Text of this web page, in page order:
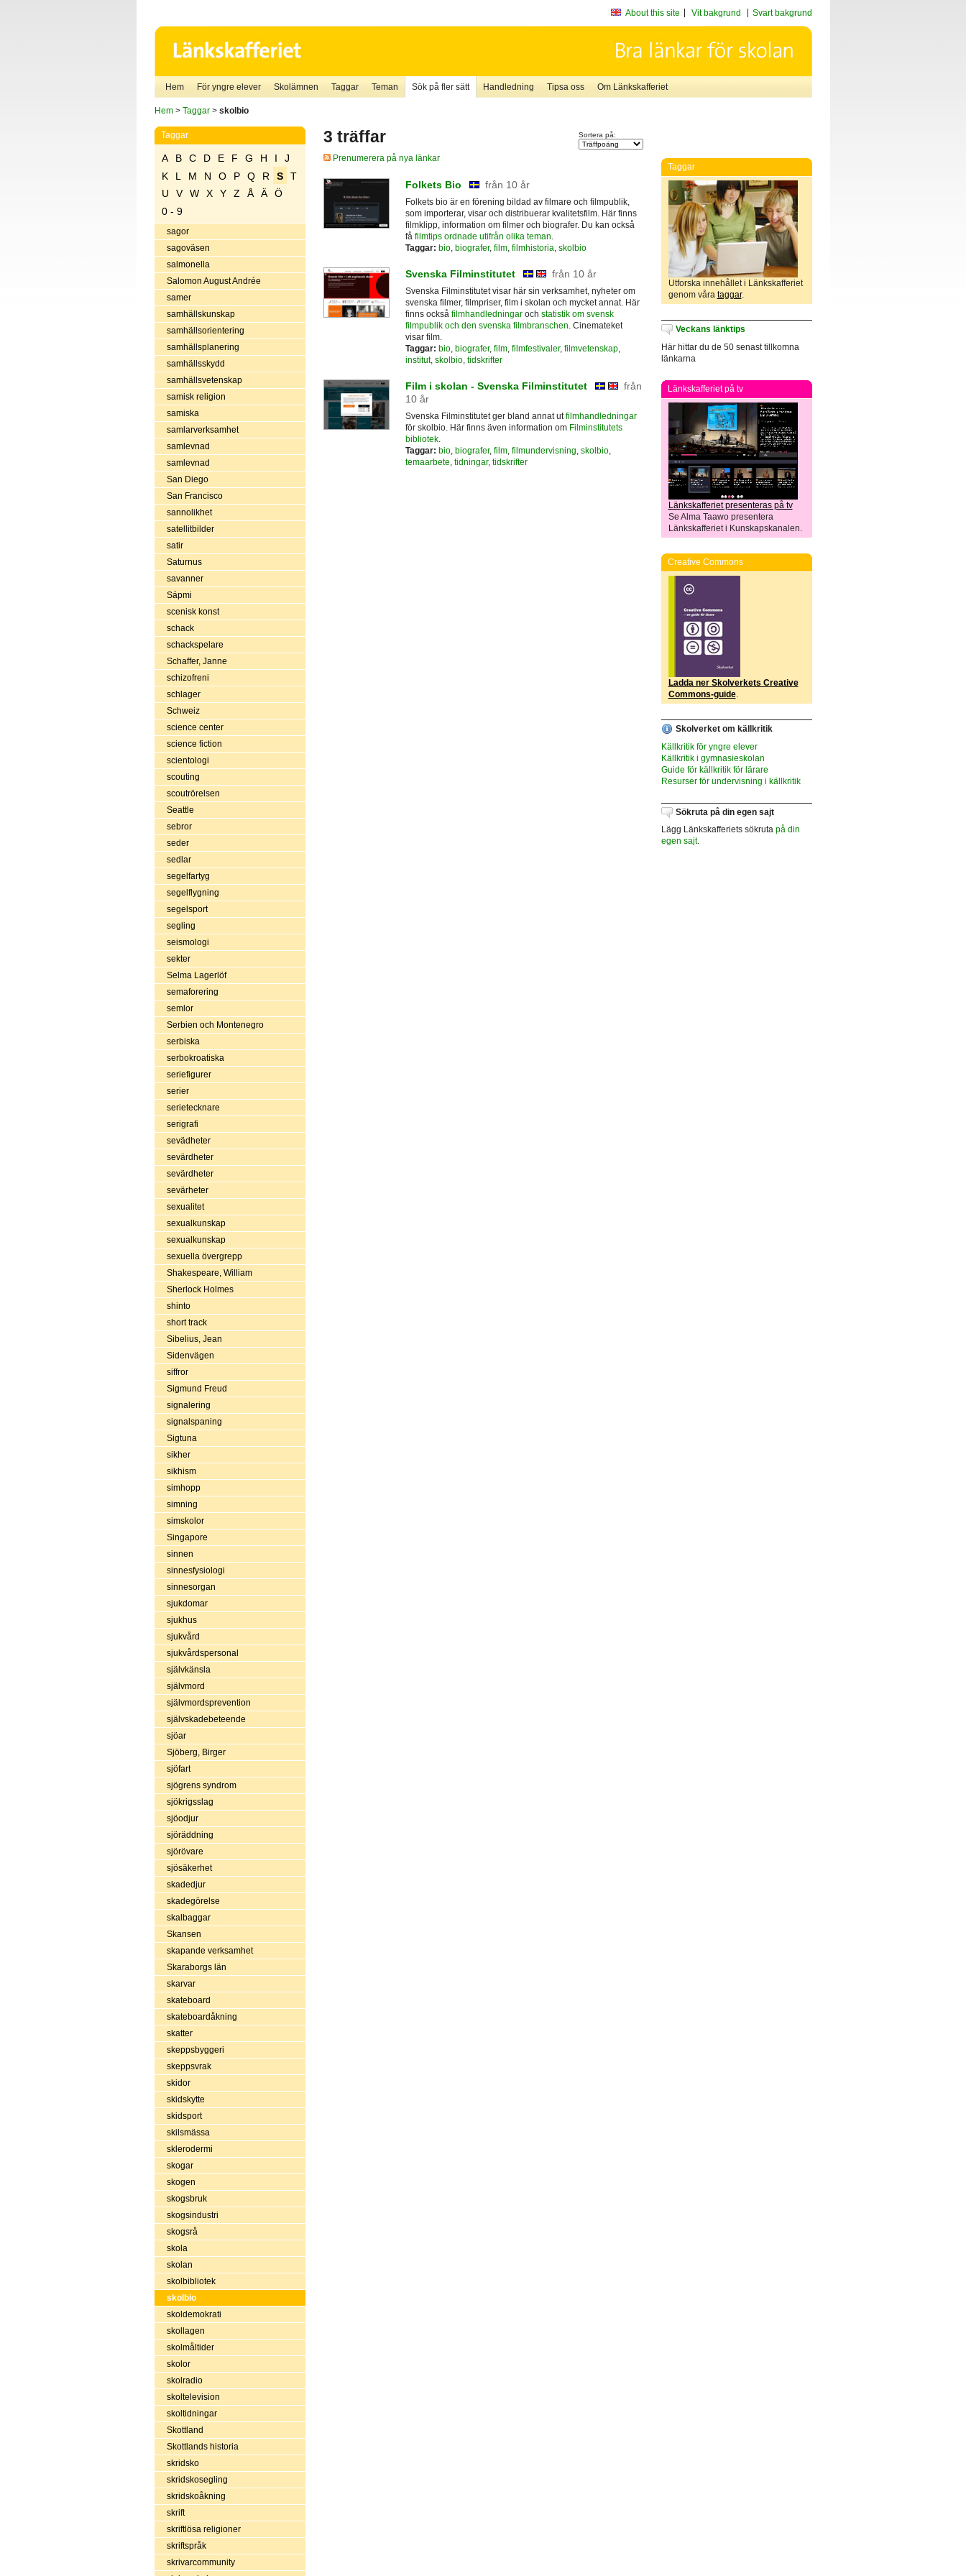
About this site Vit bakgrund Svart bakgrund
Hem För yngre elever Skolämnen Taggar Teman Sök på fler sätt Handledning Tipsa oss Om Länkskafferiet
Hem> Taggar> skolbio
Taggar
A B C D E F G H I
J
K
L M N O P Q R S
T
U
V W X Y Z Å Ä
Ö
0 - 9
sagor
sagoväsen
salmonella
Salomon August Andrée
samer
samhällskunskap
samhällsorientering
samhällsplanering
samhällsskydd
samhällsvetenskap
samisk religion
samiska
samlarverksamhet
samlevnad
samlevnad
San Diego
San Francisco
sannolikhet
satellitbilder
satir
Saturnus
savanner
Sápmi
scenisk konst
schack
schackspelare
Schaffer, Janne
schizofreni
schlager
Schweiz
science center
science fiction
scientologi
scouting
scoutrörelsen
Seattle
sebror
seder
sedlar
segelfartyg
segelflygning
segelsport
segling
seismologi
sekter
Selma Lagerlöf
semaforering
semlor
Serbien och Montenegro
serbiska
serbokroatiska
seriefigurer
serier
serietecknare
serigrafi
sevädheter
sevärdheter
sevärdheter
sevärheter
sexualitet
sexualkunskap
sexualkunskap
sexuella övergrepp
Shakespeare, William
Sherlock Holmes
shinto
short track
Sibelius, Jean
Sidenvägen
siffror
Sigmund Freud
signalering
signalspaning
Sigtuna
sikher
sikhism
simhopp
simning
simskolor
Singapore
sinnen
sinnesfysiologi
sinnesorgan
sjukdomar
sjukhus
sjukvård
sjukvårdspersonal
självkänsla
självmord
självmordsprevention
självskadebeteende
sjöar
Sjöberg, Birger
sjöfart
sjögrens syndrom
sjökrigsslag
sjöodjur
sjöräddning
sjörövare
sjösäkerhet
skadedjur
skadegörelse
skalbaggar
Skansen
skapande verksamhet
Skaraborgs län
skarvar
skateboard
skateboardåkning
skatter
skeppsbyggeri
skeppsvrak
skidor
skidskytte
skidsport
skilsmässa
sklerodermi
skogar
skogen
skogsbruk
skogsindustri
skogsrå
skola
skolan
skolbibliotek
skolbio
skoldemokrati
skollagen
skolmåltider
skolor
skolradio
skoltelevision
skoltidningar
Skottland
Skottlands historia
skridsko
skridskosegling
skridskoåkning
skrift
skriftlösa religioner
skriftspråk
skrivarcommunity
3 träffar Sortera på:
Prenumerera på nya länkar
Folkets Bio från 10 år
Folkets bio är en förening bildad av filmare och filmpublik,
som importerar, visar och distribuerar kvalitetsfilm. Här finns
filmklipp, information om filmer och biografer. Du kan också
få filmtips ordnade utifrån olika teman
Taggar: bio, biografer, film, filmhistoria skolbio
Svenska Filminstitutet från 10 år
Svenska Filminstitutet visar här sin verksamhet, nyheter om
svenska filmer, filmpriser, film i skolan och mycket annat. Här
finns också filmhandledningaroch statistik om svensk
filmpublik och den svenska filmbranschen. Cinemateket
visar film.
Taggar: bio, biografer, film, filmfestivaler, filmvetenskap,
institut, skolbio, tidskrifter
Film i skolan - Svenska Filminstitutet
från
10 år
Svenska Filminstitutet ger bland annat utfilmhandledningar
för skolbio. Här finns även information om Filminstitutets
bibliotek.
Taggar: bio, biografer, film, filmundervisning, skolbio,
temaarbete, tidningar, tidskrifter
Taggar
Utforska innehållet i Länkskafferiet
genom våra taggar.
Veckans länktips
Här hittar du de 50 senast tillkomna
länkarna
Länkskafferiet på tv
Länkskafferiet presenteras på tv
Se Alma Taawo presentera
Länkskafferiet i Kunskapskanalen.
Creative Commons
Ladda ner Skolverkets Creative
Commons-guide.
Skolverket om källkritik
Källkritik för yngre elever
Källkritik i gymnasieskolan
Guide för källkritik för lärare
Resurser för undervisning i källkritik
Sökruta på din egen sajt
Lägg Länkskafferiets sökruta på din
egen sajt.